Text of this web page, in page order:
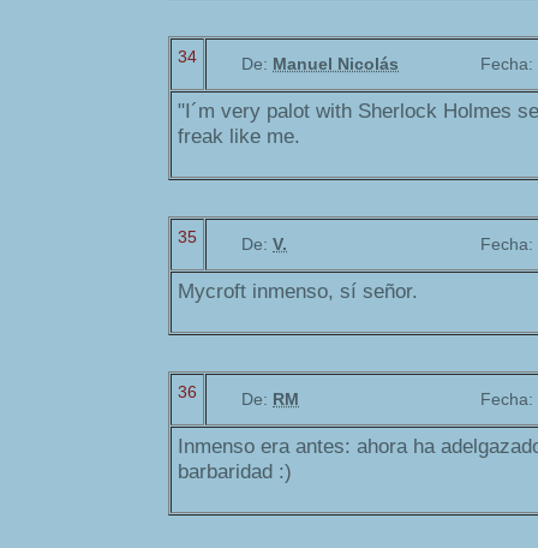
34 De: Manuel Nicolás Fecha:
"I´m very palot with Sherlock Holmes
freak like me.
35 De: V. Fecha:
Mycroft inmenso, sí señor.
36 De: RM Fecha:
Inmenso era antes: ahora ha
barbaridad :)